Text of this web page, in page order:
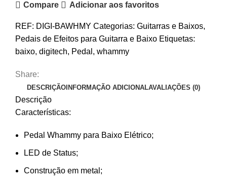
Digitech
Compare Adicionar aos favoritos
REF: DIGI-BAWHMY Categorias: Guitarras e Baixos,
Pedais de Efeitos para Guitarra e Baixo Etiquetas:
baixo, digitech, Pedal , whammy
Share:
DESCRIÇÃOINFORMAÇÃO ADICIONALAVALIAÇÕES (0)
Descrição
Características:
Pedal Whammy para Baixo Elétrico;
LED de Status;
Construção em metal;